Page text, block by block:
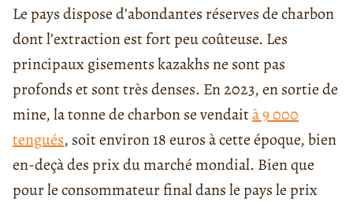
Le pays dispose d’abondantes réserves de charbon
dont l’extraction est fort peu coûteuse. Les
principaux gisements kazakhs ne sont pas
profonds et sont très denses. En 2023, en sortie de
mine, la tonne de charbon se vendaità 9 000
tengués, soit environ 18 euros à cette époque, bien
en-deçà des prix du marché mondial. Bien que
pour le consommateur final dans le pays le prix